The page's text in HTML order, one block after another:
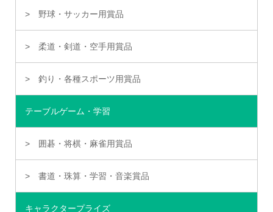
野球・サッカー用賞品
柔道・剣道・空手用賞品
釣り・各種スポーツ用賞品
テーブルゲーム・学習
囲碁・将棋・麻雀用賞品
書道・珠算・学習・音楽賞品
キャラクタープライズ